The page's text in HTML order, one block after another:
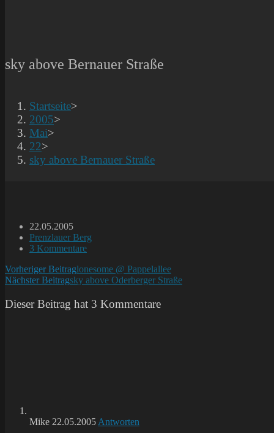
sky above Bernauer Straße
Startseite>
2005>
Mai>
22>
sky above Bernauer Straße
Beitrag
veröffentlicht:
22.05.2005
Beitrags-
Kategorie:
Prenzlauer Berg
Beitrags-
3 Kommentare
Weitere
Artikel
ansehen
Vorheriger Beitraglonesome @ Pappelallee
Nächster Beitragsky above Oderberger Straße
Dieser Beitrag hat 3 Kommentare
Mike 22.05.2005 Antworten